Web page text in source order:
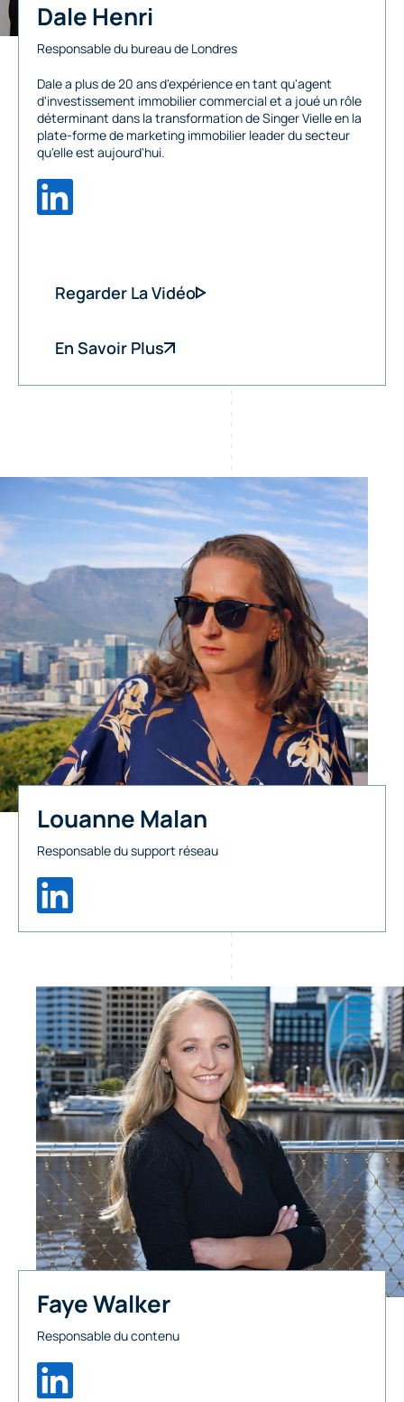
Dale Henri
Responsable du bureau de Londres
Dale a plus de 20 ans d'expérience en tant qu'agent
d'investissement immobilier commercial et a joué un rôle
déterminant dans la transformation de Singer Vielle en la
plate-forme de marketing immobilier leader du secteur
qu'elle est aujourd'hui.
Regarder La Vidéo
En Savoir Plus
Louanne Malan
Responsable du support réseau
Faye Walker
Responsable du contenu